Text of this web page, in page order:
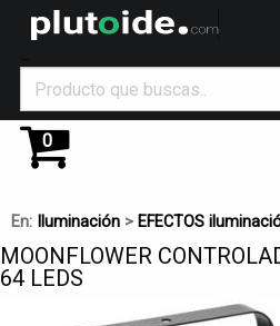
0
En: Iluminación > EFECTOS
MOONFLOWER
64 LEDS